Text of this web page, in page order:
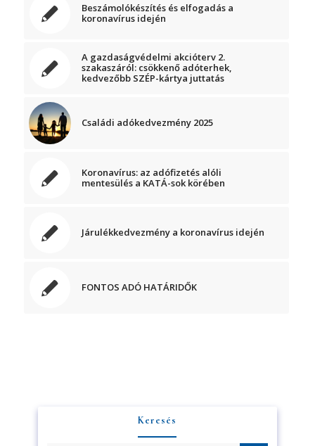
Beszámolókészítés és elfogadás a
koronavírus idején
A gazdaságvédelmi akcióterv 2.
szakaszáról: csökkenő adóterhek,
kedvezőbb SZÉP-kártya juttatás
Családi adókedvezmény 2025
Koronavírus: az adófizetés alóli
mentesülés a KATÁ-sok körében
Járulékkedvezmény a koronavírus idején
FONTOS ADÓ HATÁRIDŐK
Keresés
Iratkozzon fel hírlevelünkre!